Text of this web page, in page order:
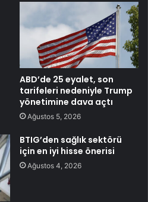
ABD’de 25 eyalet, son
tarifeleri nedeniyle Trump
yönetimine dava açtı
Ağustos 5, 2026
BTIG’den sağlık sektörü
için en iyi hisse önerisi
Ağustos 4, 2026